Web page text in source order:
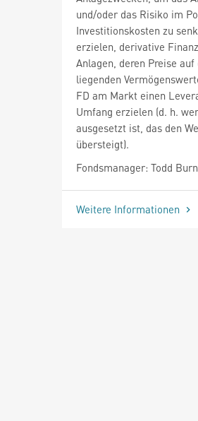
und/oder das Risiko im
Investitionskosten zu
erzielen, derivative
Anlagen, deren Preise
liegenden
FD am Markt einen
Umfang erzielen (d. h.
ausgesetzt ist, das den
übersteigt).
Fondsmanager: Todd
Weitere Informationen